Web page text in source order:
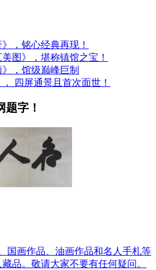
，铭心经典再现！
图》，堪称镇馆之宝！
，馆级巅峰巨制
四屏通景且首次面世！
题字！
国画作品、油画作品和名人手札等
品。敬请大家不要有任何疑问。